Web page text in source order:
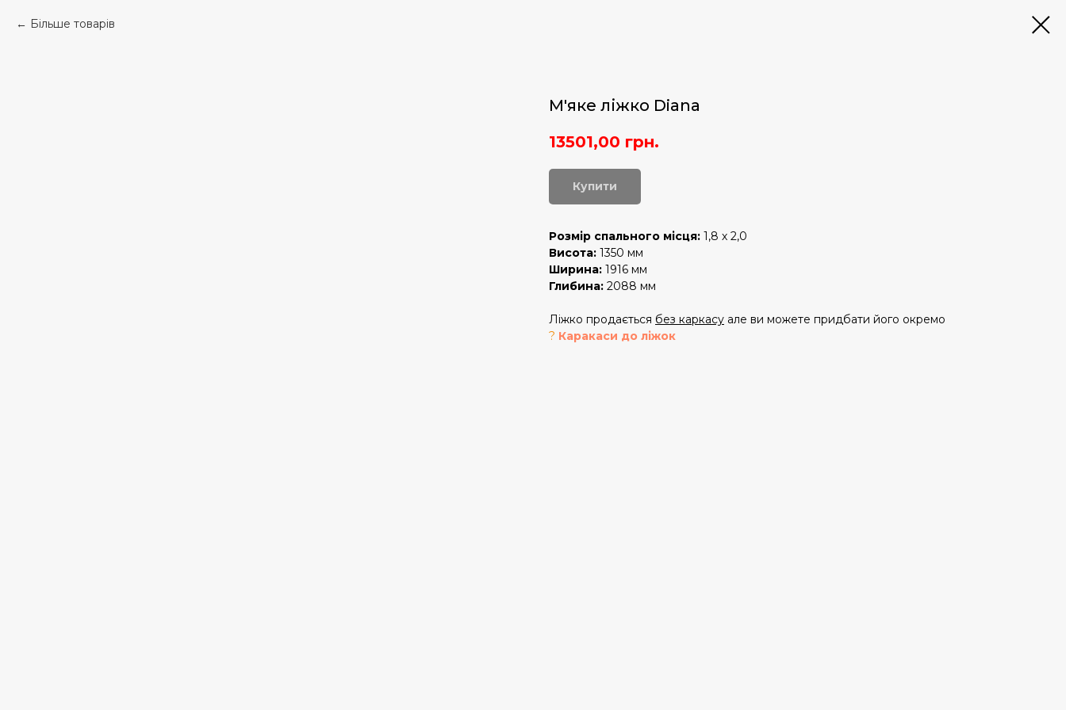
Більше товарів
М'яке ліжко Diana
13501,00 грн.
Купити
Розмір спального місця: 1,8 х 2,0
Висота: 1350 мм
Ширина: 1916 мм
Глибина: 2088 мм
Ліжко продається без каркасу але ви можете придбати його окремо
? Каракаси до ліжок